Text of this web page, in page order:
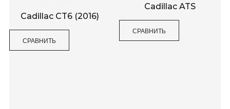
ц
е
а
Cadillac CT6 (2016)
СРАВНИТЬ
ц
е
а
Cadillac ATS
СРАВНИТЬ